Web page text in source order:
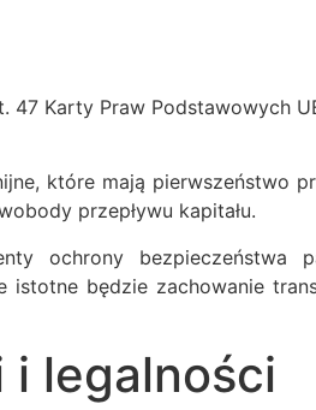
47 Karty Praw Podstawowych
które mają pierwszeństwo
przepływu kapitału.
ochrony bezpieczeństwa
będzie zachowanie
legalności